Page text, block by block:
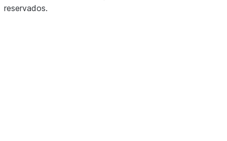
reservados.